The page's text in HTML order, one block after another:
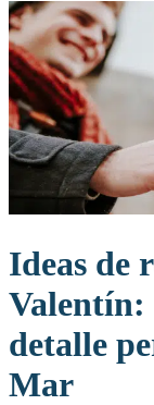
Ideas de
Valentín:
detalle
Mar